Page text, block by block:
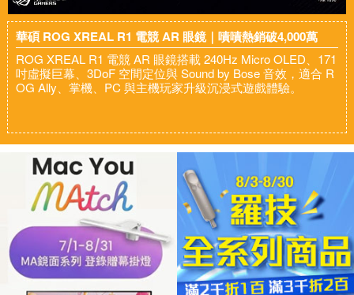
華碩 ROG XREAL R1 電競 AR 眼鏡｜嘖嘖熱銷破4,000萬
ROG XREAL R1 電競 AR 眼鏡搭載 240Hz Micro OLED、171
吋虛擬巨幕、3DoF 空間定位與 Sound by Bose 音效，適合 R
OG Ally、掌機、PC 與主機玩家升級沉浸式遊戲體驗。